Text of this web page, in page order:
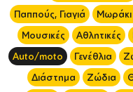
Παππούς, Γιαγιά
Μουσικές
Αθλητικές
Auto/moto
Γενέθλια
Διάστημα
Ζώδια